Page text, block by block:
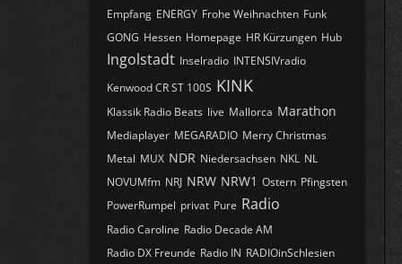
Empfang ENERGY Frohe Weihnachten Funk
GONG Hessen Homepage HR Kürzungen Hub
Ingolstadt Inselradio INTENSIVradio
Kenwood CR ST 100S KINK
Klassik Radio Beats live Mallorca Marathon
Mediaplayer MEGARADIO Merry Christmas
Metal MUX NDR Niedersachsen NKL NL
NOVUMfm NRJ NRW NRW1 Ostern Pfingsten
PowerRumpel privat Pure Radio
Radio Caroline Radio Decade AM
Radio DX Freunde Radio IN RADIOinSchlesien